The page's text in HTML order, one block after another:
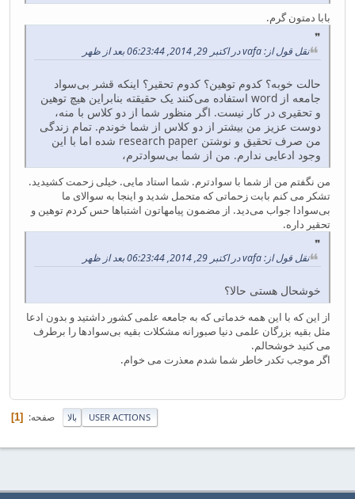
بابا دمتون گرم.
نقل قول از: vafa در اکتبر 29, 2014, 06:23:44 بعد از ظهر
حالت خوبه؟ کدوم توهین؟ کدوم تحقیر؟ اینکه قشر بی‌سواد
جامعه از word استفاده می‌کنند یک حقیقته بنابراین هیچ توهین
و تحقیری در کار نیست. اگر منظور شما از دو کلاس با منه،
دوست عزیز من بیشتر از دو کلاس از شما خوندم. تمام زندگی
من صرف تحقیق و نوشتن research paper شده اما با این
وجود ادعایی ندارم. من از شما بی‌سوادترم،
من نگفتم من از شما با سوادترم. شما استاد مایی. خیلی زحمت کشیدید.
تشکر می کنم بابت زحماتی که متحمل شدید و اینجا به سوالای ما
بی‌سوادا جواب می‌دید. از مضمون پیامهاتون اشتباها حس کردم توهین و
تحقیر داره.
نقل قول از: vafa در اکتبر 29, 2014, 06:23:44 بعد از ظهر
خوشحال هستی حالا؟
از این که با این همه خدماتی که به جامعه علمی کشور داشتید و بدون ادعا
مثل بقیه بزرگان علمی دنیا صبورانه مشکلات بقیه بی‌سوادها را برطرف
می کنید خوشحالم.
اگر موجب تکدر خاطر شما شدم معذرت می خوام.
بالا صفحه 1 USER ACTIONS